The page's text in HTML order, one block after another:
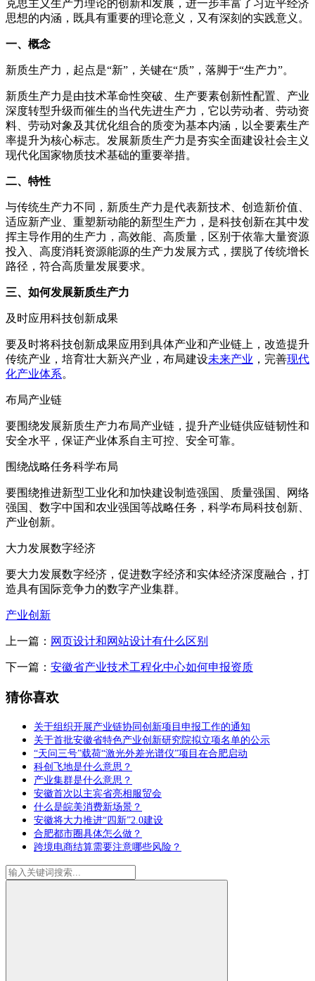
克思主义生产力理论的创新和发展，进一步丰富了习近平经济
思想的内涵，既具有重要的理论意义，又有深刻的实践意义。
一、概念
新质生产力，起点是“新”，关键在“质”，落脚于“生产力”。
新质生产力是由技术革命性突破、生产要素创新性配置、产业
深度转型升级而催生的当代先进生产力，它以劳动者、劳动资
料、劳动对象及其优化组合的质变为基本内涵，以全要素生产
率提升为核心标志。发展新质生产力是夯实全面建设社会主义
现代化国家物质技术基础的重要举措。
二、特性
与传统生产力不同，新质生产力是代表新技术、创造新价值、
适应新产业、重塑新动能的新型生产力，是科技创新在其中发
挥主导作用的生产力，高效能、高质量，区别于依靠大量资源
投入、高度消耗资源能源的生产力发展方式，摆脱了传统增长
路径，符合高质量发展要求。
三、如何发展新质生产力
及时应用科技创新成果
要及时将科技创新成果应用到具体产业和产业链上，改造提升
传统产业，培育壮大新兴产业，布局建设未来产业 ，完善现代
化产业体系。
布局产业链
要围绕发展新质生产力布局产业链，提升产业链供应链韧性和
安全水平，保证产业体系自主可控、安全可靠。
围绕战略任务科学布局
要围绕推进新型工业化和加快建设制造强国、质量强国、网络
强国、数字中国和农业强国等战略任务，科学布局科技创新、
产业创新。
大力发展数字经济
要大力发展数字经济，促进数字经济和实体经济深度融合，打
造具有国际竞争力的数字产业集群。
产业创新
上一篇： 网页设计和网站设计有什么区别
下一篇： 安徽省产业技术工程化中心如何申报资质
猜你喜欢
关于组织开展产业链协同创新项目申报工作的通知
关于首批安徽省特色产业创新研究院拟立项名单的公示
“天问三号”载荷“激光外差光谱仪”项目在合肥启动
科创飞地是什么意思？
产业集群是什么意思？
安徽首次以主宾省亮相服贸会
什么是皖美消费新场景？
安徽将大力推进“四新”2.0建设
合肥都市圈具体怎么做？
跨境电商结算需要注意哪些风险？